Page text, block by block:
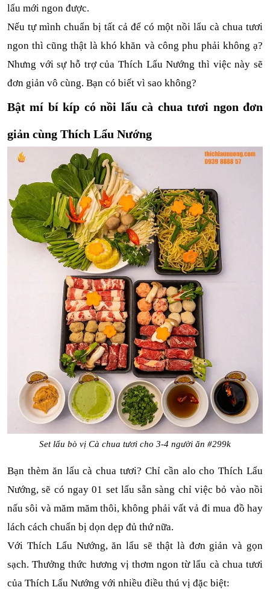
lẩu mới ngon được.
Nếu tự mình chuẩn bị tất cả để có một nồi lẩu cà chua tươi
ngon thì cũng thật là khó khăn và công phu phải không ạ?
Nhưng với sự hỗ trợ của Thích Lẩu Nướng thì việc này sẽ
đơn giản vô cùng. Bạn có biết vì sao không?
Bật mí bí kíp có nồi lẩu cà chua tươi ngon đơn
giản cùng Thích Lẩu Nướng
Set lẩu bò vị Cà chua tươi cho 3-4 người ăn #299k
Bạn thèm ăn lẩu cà chua tươi? Chỉ cần alo cho Thích Lẩu
Nướng, sẽ có ngay 01 set lẩu sẵn sàng chỉ việc bỏ vào nồi
nấu sôi và măm măm thôi, không phải vất vả đi mua đồ hay
lách cách chuẩn bị dọn dẹp đủ thứ nữa.
Với Thích Lẩu Nướng, ăn lẩu sẽ thật là đơn giản và gọn
sạch. Thưởng thức hương vị thơm ngon từ lẩu cà chua tươi
của Thích Lẩu Nướng với nhiều điều thú vị đặc biệt: